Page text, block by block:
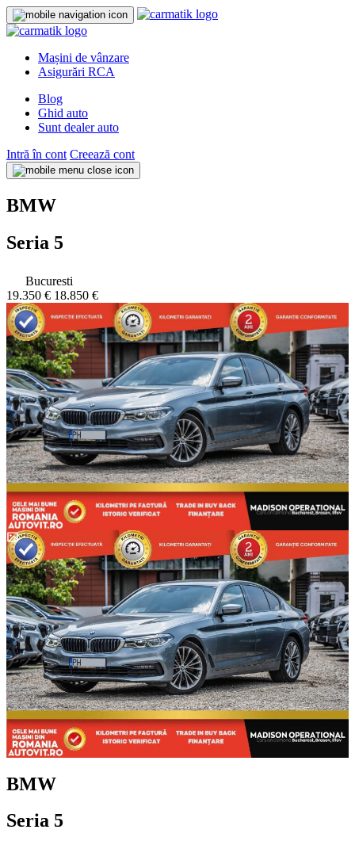
Mașini de vânzare
Asigurări RCA
Blog
Ghid auto
Sunt dealer auto
Intră în cont Creează cont
BMW
Seria 5
Bucuresti
19.350 € 18.850 €
BMW
Seria 5